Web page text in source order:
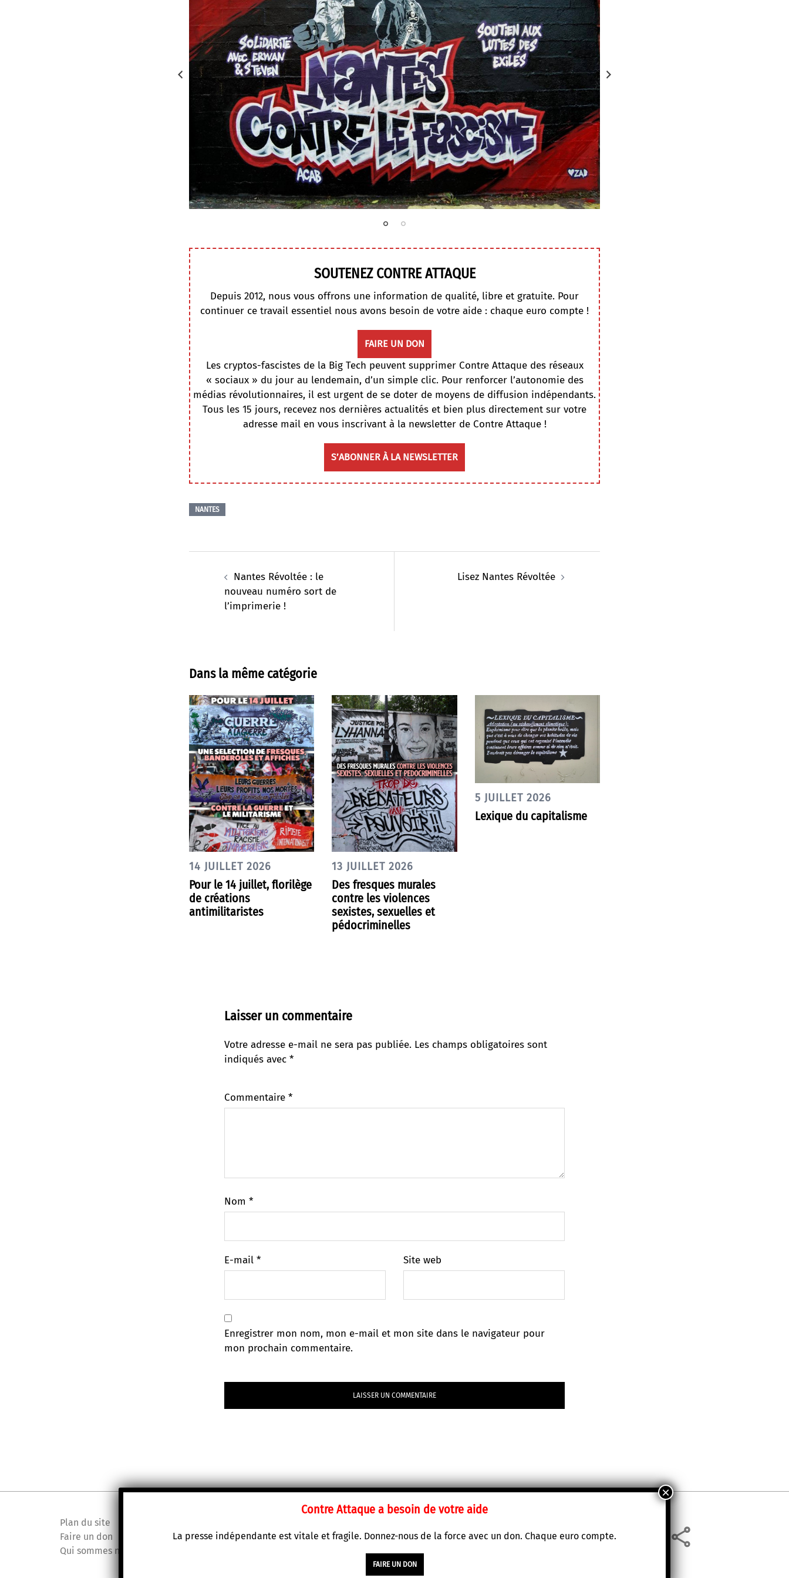
SOUTENEZ CONTRE ATTAQUE
Depuis 2012, nous vous offrons une information de qualité, libre et gratuite. Pour
continuer ce travail essentiel nous avons besoin de votre aide : chaque euro compte !
FAIRE UN DON
Les cryptos-fascistes de la Big Tech peuvent supprimer Contre Attaque des réseaux
« sociaux » du jour au lendemain, d’un simple clic. Pour renforcer l’autonomie des
médias révolutionnaires, il est urgent de se doter de moyens de diffusion indépendants.
Tous les 15 jours, recevez nos dernières actualités et bien plus directement sur votre
adresse mail en vous inscrivant à la newsletter de Contre Attaque !
S’ABONNER À LA NEWSLETTER
NANTES
d’articleNantes Révoltée : le
nouveau numéro sort de
l’imprimerie !
Lisez Nantes Révoltée
Dans la même catégorie
14 JUILLET 2026
Pour le 14 juillet, florilège
de créations
antimilitaristes
13 JUILLET 2026
Des fresques murales
contre les violences
sexistes, sexuelles et
pédocriminelles
5 JUILLET 2026
Lexique du capitalisme
Laisser un commentaire
Votre adresse e-mail ne sera pas publiée. Les champs obligatoires sont
indiqués avec *
Commentaire *
Nom *
E-mail * Site web
Enregistrer mon nom, mon e-mail et mon site dans le navigateur pour
mon prochain commentaire.
Plan du site
Faire un don
Qui sommes nous ?
Contre Attaque a besoin de votre aide
La presse indépendante est vitale et fragile. Donnez-nous de la force avec un don. Chaque euro compte.
FAIRE UN DON